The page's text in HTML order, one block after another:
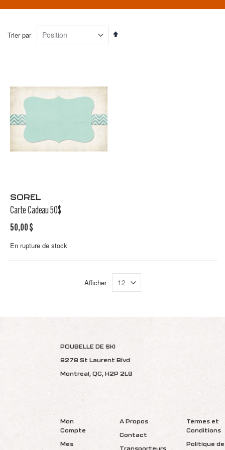
Trier par
Par
SOREL
Carte Cadeau 50$
50,00 $
En rupture de stock
Afficher
POUBELLE DE SKI
8278 St Laurent Blvd
Montreal, QC, H2P 2L8
Mon
Compte
Mes
A Propos
Contact
Transporteurs
Termes et
Conditions
Politique de